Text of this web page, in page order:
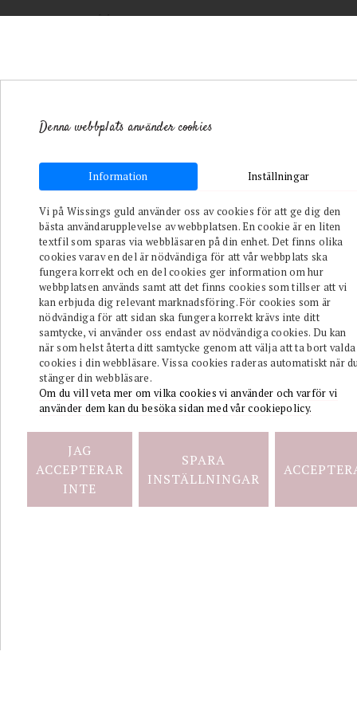
Shop
Varumärken
Butiken
Kontakt
Integritetspolicy
info@wissingsguld.se
2026 COPYRIGHT © WISSINGS GULD AB
Denna webbplats använder cookies
Information Inställningar
Vi på Wissings guld använder oss av cookies för att ge dig den
bästa användarupplevelse av webbplatsen. En cookie är en liten
textfil som sparas via webbläsaren på din enhet. Det finns olika
cookies varav en del är nödvändiga för att vår webbplats ska
fungera korrekt och en del cookies ger information om hur
webbplatsen används samt att det finns cookies som tillser att vi
kan erbjuda dig relevant marknadsföring. För cookies som är
nödvändiga för att sidan ska fungera korrekt krävs inte ditt
samtycke, vi använder oss endast av nödvändiga cookies. Du kan
när som helst återta ditt samtycke genom att välja att ta bort valda
cookies i din webbläsare. Vissa cookies raderas automatiskt när
stänger din webbläsare.
Om du vill veta mer om vilka cookies vi använder och varför vi
använder dem kan du besöka sidan med vår cookiepolicy.
JAG
ACCEPTERAR
INTE
SPARA
INSTÄLLNINGAR